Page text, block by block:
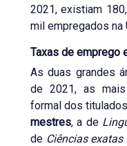
2021, existiam
mil empregados na
Taxas de emprego
As duas grandes
de 2021, as
formal dos
mestres, a de
de Ciências exatas